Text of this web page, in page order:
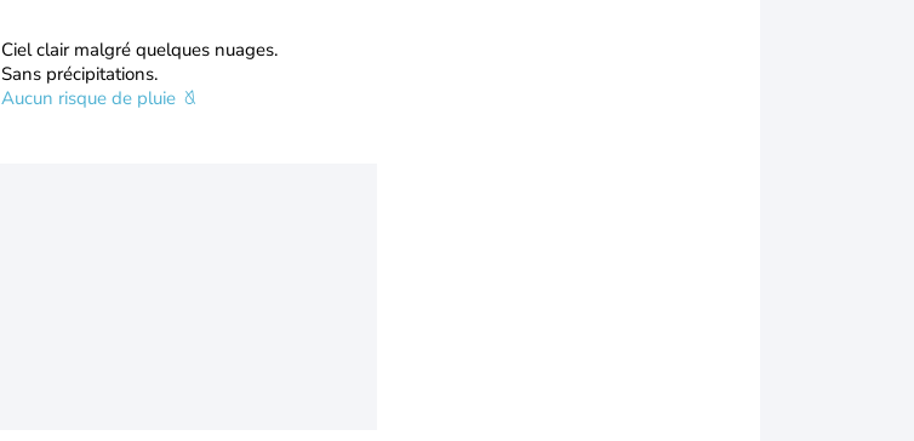
Ciel clair malgré quelques nuages.
Sans précipitations.
Aucun risque de pluie